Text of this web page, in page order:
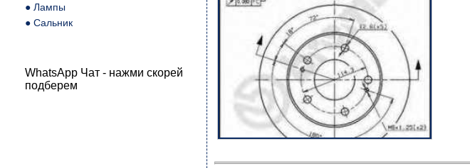
● Лампы
● Сальник
WhatsApp Чат - нажми скорей
подберем